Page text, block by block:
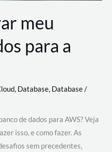
meu
para a
, Database, Database/
de dados para AWS? Veja
isso, e como fazer. As
sem precedentes,